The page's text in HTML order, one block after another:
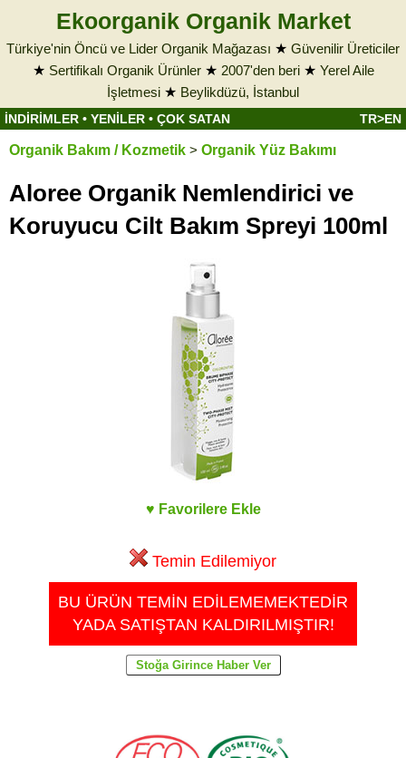
Ekoorganik Organik Market
Türkiye'nin Öncü ve Lider Organik Mağazası ★ Güvenilir Üreticiler
★ Sertifikalı Organik Ürünler★ 2007'den beri★ Yerel Aile
İşletmesi ★ Beylikdüzü, İstanbul
İNDİRİMLER • YENİLER • ÇOK SATAN TR>EN
Organik Bakım / Kozmetik > Organik Yüz Bakımı
Aloree Organik Nemlendirici ve
Koruyucu Cilt Bakım Spreyi 100ml
♥ Favorilere Ekle
Temin Edilemiyor
BU ÜRÜN TEMİN EDİLEMEMEKTEDİR
YADA SATIŞTAN KALDIRILMIŞTIR!